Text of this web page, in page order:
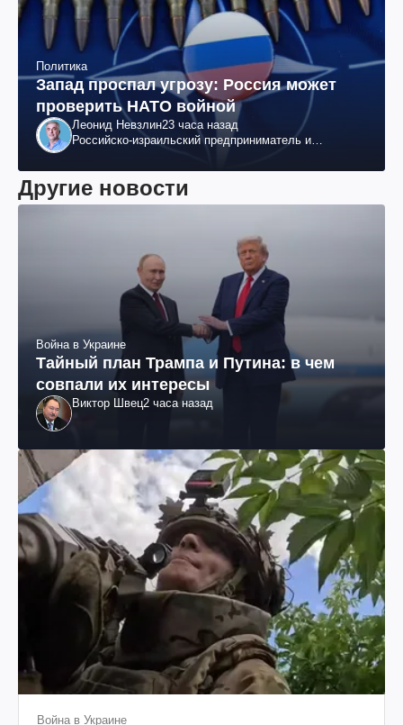
Политика
Запад проспал угрозу: Россия может
проверить НАТО войной
Леонид Невзлин23 часа назад
Российско-израильский предприниматель и
"ЮКОСа"
Другие новости
Война в Украине
Тайный план Трампа и Путина: в чем
совпали их интересы
Виктор Швец2 часа назад
Война в Украине